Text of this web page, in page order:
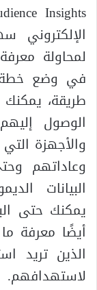
الإلكتروني
لمحاولة
في وضع خطة
طريقة،
الوصول
والأجهزة
وعاداتهم
البيانات
يمكنك حتى
أيضًا معرفة
الذين تريد
لاستهدافهم.